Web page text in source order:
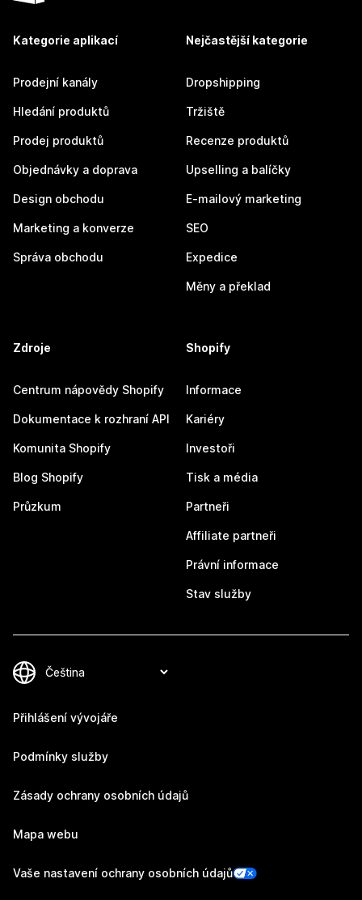
Kategorie aplikací
Prodejní kanály
Hledání produktů
Prodej produktů
Objednávky a doprava
Design obchodu
Marketing a konverze
Správa obchodu
Nejčastější kategorie
Dropshipping
Tržiště
Recenze produktů
Upselling a balíčky
E-mailový marketing
SEO
Expedice
Měny a překlad
Zdroje
Centrum nápovědy Shopify
Dokumentace k rozhraní API
Komunita Shopify
Blog Shopify
Průzkum
Shopify
Informace
Kariéry
Investoři
Tisk a média
Partneři
Affiliate partneři
Právní informace
Stav služby
Přihlášení vývojáře
Podmínky služby
Zásady ochrany osobních údajů
Mapa webu
Vaše nastavení ochrany osobních údajů